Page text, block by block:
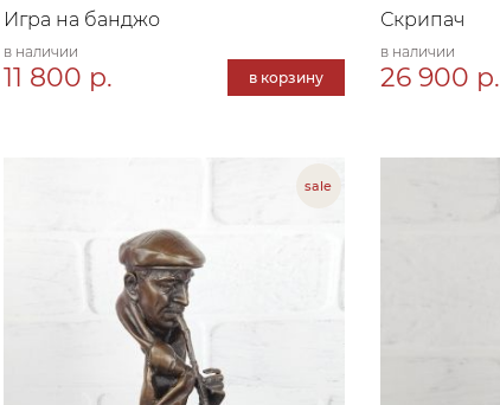
Игра на банджо
в наличии
11 800 р. в корзину
Скрипач
в наличии
26 900 р.